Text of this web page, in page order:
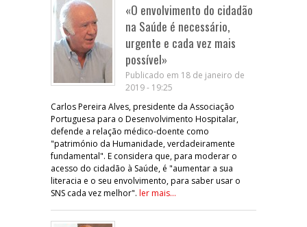
«O envolvimento do cidadão
na Saúde é necessário,
urgente e cada vez mais
possível»
Publicado em 18 de janeiro de
2019 - 19:25
Carlos Pereira Alves, presidente da Associação
Portuguesa para o Desenvolvimento Hospitalar,
defende a relação médico-doente como
"património da Humanidade, verdadeiramente
fundamental". E considera que, para moderar o
acesso do cidadão à Saúde, é "aumentar a sua
literacia e o seu envolvimento, para saber usar o
SNS cada vez melhor". ler mais...